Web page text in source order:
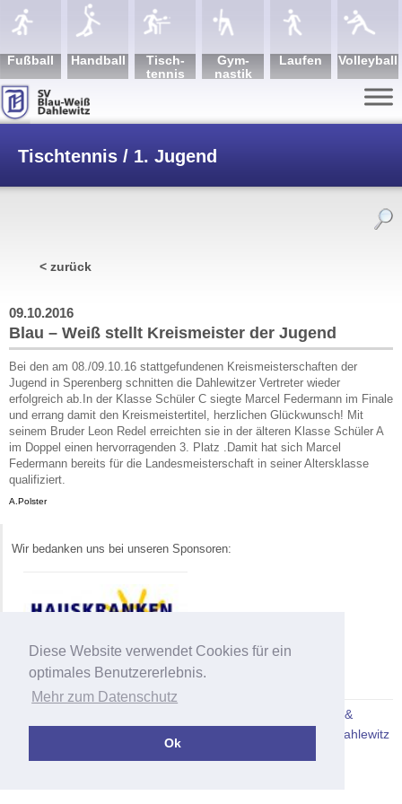
Diese Website verwendet Cookies für ein
optimales Benutzererlebnis.
Mehr zum Datenschutz
Ok
Fuß­ball Hand­ball
Tisch­
tennis
Gym­
nastik
Lau­fen Volley­ball
Tischtennis / 1. Jugend
Blau – Weiß stellt Kreismeister der Jugend
< zurück
09.10.2016
Blau – Weiß stellt Kreismeister der Jugend
Bei den am 08./09.10.16 stattgefundenen Kreismeisterschaften der
Jugend in Sperenberg schnitten die Dahlewitzer Vertreter wieder
erfolgreich ab.In der Klasse Schüler C siegte Marcel Federmann im Finale
und errang damit den Kreismeistertitel, herzlichen Glückwunsch! Mit
seinem Bruder Leon Redel erreichten sie in der älteren Klasse Schüler A
im Doppel einen hervorragenden 3. Platz .Damit hat sich Marcel
Federmann bereits für die Landesmeisterschaft in seiner Altersklasse
qualifiziert.
A.Polster
Wir bedanken uns bei unseren Sponsoren:
Impressum &
SV Blau-Weiß Dahlewitz